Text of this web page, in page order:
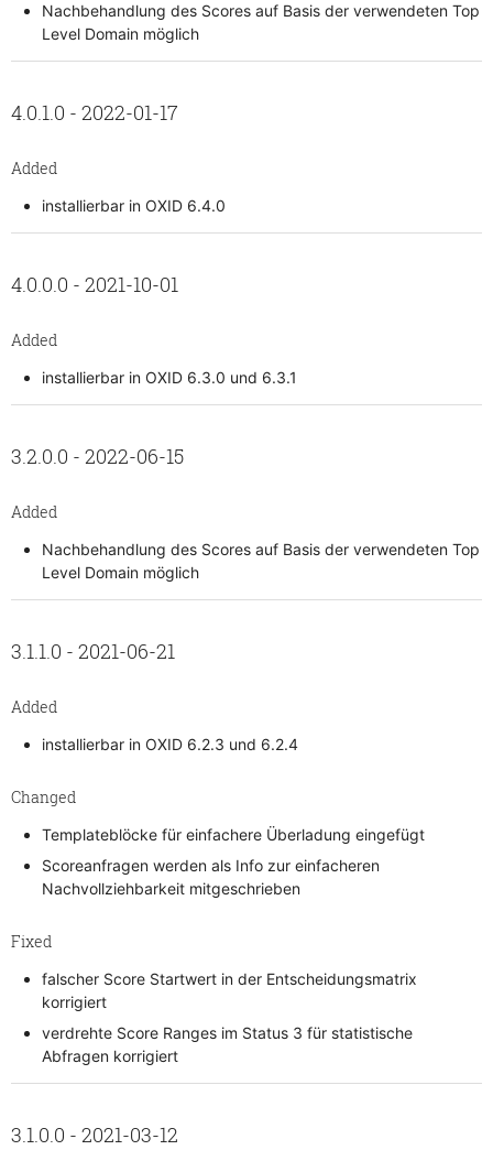
Nachbehandlung des Scores auf Basis der verwendeten Top
Level Domain möglich
4.0.1.0 - 2022-01-17
Added
installierbar in OXID 6.4.0
4.0.0.0 - 2021-10-01
Added
installierbar in OXID 6.3.0 und 6.3.1
3.2.0.0 - 2022-06-15
Added
Nachbehandlung des Scores auf Basis der verwendeten Top
Level Domain möglich
3.1.1.0 - 2021-06-21
Added
installierbar in OXID 6.2.3 und 6.2.4
Changed
Templateblöcke für einfachere Überladung eingefügt
Scoreanfragen werden als Info zur einfacheren
Nachvollziehbarkeit mitgeschrieben
Fixed
falscher Score Startwert in der Entscheidungsmatrix
korrigiert
verdrehte Score Ranges im Status 3 für statistische
Abfragen korrigiert
3.1.0.0 - 2021-03-12